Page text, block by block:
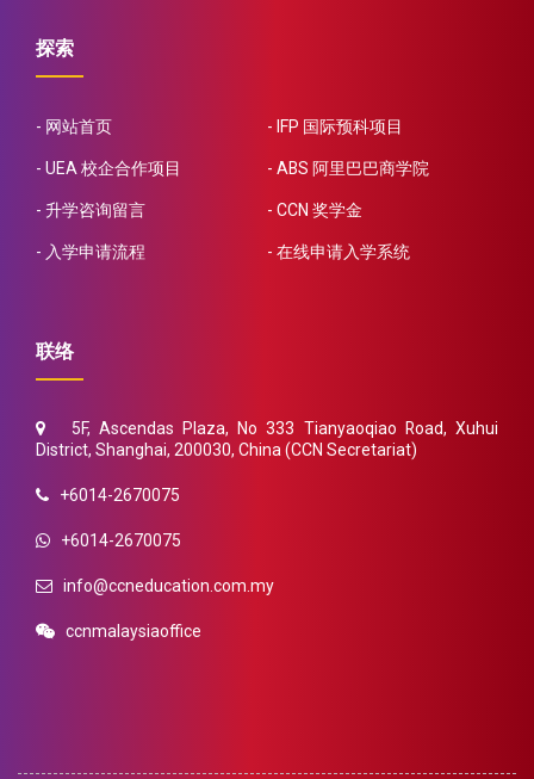
探索
网站首页 IFP 国际预科项目
UEA 校企合作项目 ABS 阿里巴巴商学院
升学咨询留言 CCN 奖学金
入学申请流程 在线申请入学系统
联络
5F, Ascendas Plaza, No 333 Tianyaoqiao Road, Xuhui
District, Shanghai, 200030, China (CCN Secretariat)
+6014-2670075
+6014-2670075
info@ccneducation.com.my
ccnmalaysiaoffice